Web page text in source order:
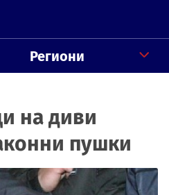
Региони
на диви
пушки